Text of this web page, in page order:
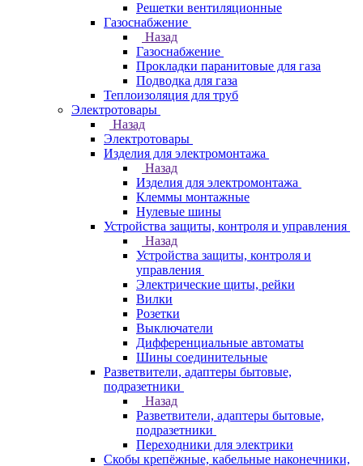
Решетки вентиляционные
Газоснабжение
Назад
Газоснабжение
Прокладки паранитовые для газа
Подводка для газа
Теплоизоляция для труб
Электротовары
Назад
Электротовары
Изделия для электромонтажа
Назад
Изделия для электромонтажа
Клеммы монтажные
Нулевые шины
Устройства защиты, контроля и управления
Назад
Устройства защиты, контроля и
управления
Электрические щиты, рейки
Вилки
Розетки
Выключатели
Дифференциальные автоматы
Шины соединительные
Разветвители, адаптеры бытовые,
подразетники
Назад
Разветвители, адаптеры бытовые,
подразетники
Переходники для электрики
Скобы крепёжные, кабельные наконечники,